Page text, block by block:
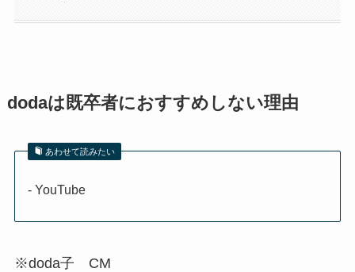
dodaは既卒者におすすめしない理由
あわせて読みたい
- YouTube
※doda子 CM